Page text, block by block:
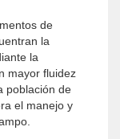
de
la
la
mayor fluidez
población de
el manejo y